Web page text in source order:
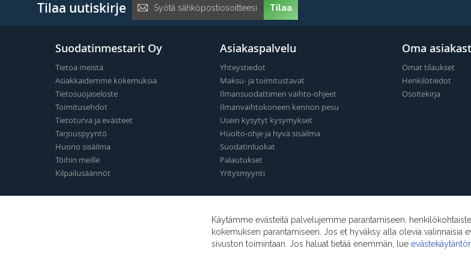
Tilaa uutiskirje
uutiskirje:
Tilaa
Suodatinmestarit Oy
Tietoa meistä
Asiakkaidemme kokemuksia
Tietosuojaseloste
Toimitusehdot
Tietoturva ja evästeet
Tarjouspyyntö
Huono sisäilma
Töihin meille
Kilpailusäännöt
Asiakaspalvelu
Yhteystiedot
Maksu- ja toimitustavat
Ilmansuodattimen vaihto-ohjeet
Ilmanvaihtokoneen kennon pesu
Usein kysytyt kysymykset
Huolto-ohje ja hyvä sisäilma
Suodatinluokat
Palautukset
Yritysmyynti
Oma
Omat tilaukset
Henkilötiedot
Osoitekirja
Käytämme evästeitä palvelujemme parantamiseen,
kokemuksen parantamiseen. Jos et hyväksy alla olevia valinnaisia
sivuston toimintaan. Jos haluat tietää enemmän, lue